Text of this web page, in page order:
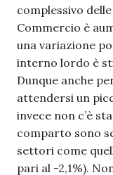
complessivo
Commercio è
una variazione
interno lordo è
Dunque anche
attendersi un
invece non c’è
comparto sono
settori come
pari al -2,1%).